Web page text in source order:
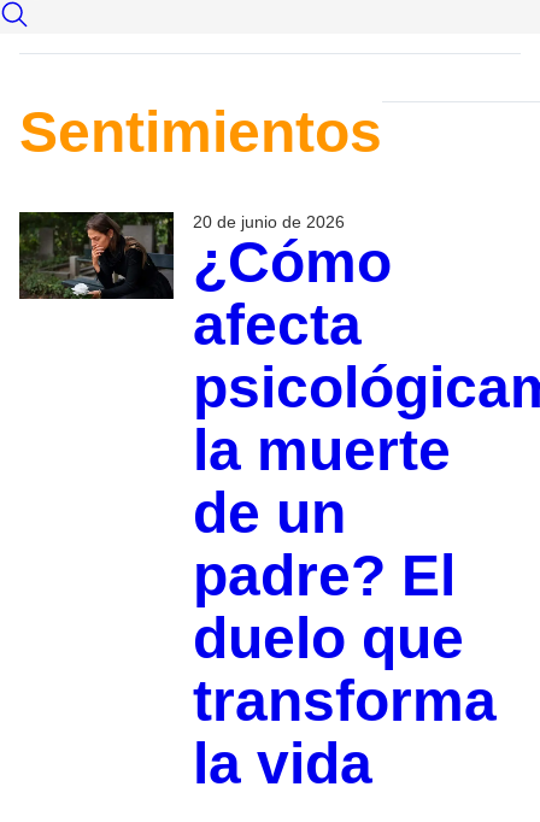
Sentimientos
20 de junio de 2026
¿Cómo
afecta
la muerte
de un
padre? El
duelo que
transforma
la vida